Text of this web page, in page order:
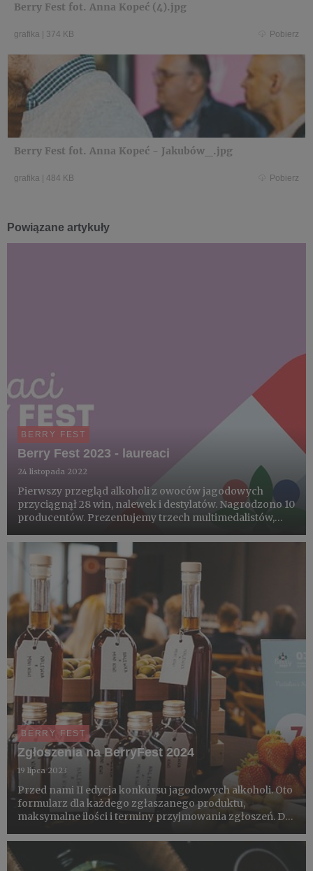
Berry Fest fot. Anna Kopeć (4).jpg
grafika 374 KB Pobierz
Berry Fest fot. Anna Kopeć - Jakubów_.jpg
grafika 484 KB Pobierz
Powiązane artykuły
BERRY FEST
Berry Fest 2023 - laureaci
24 listopada 2022
Pierwszy przegląd alkoholi z owoców jagodowych
przyciągnął 28 win, nalewek i destylatów. Nagrodzono 10
producentów. Prezentujemy trzech multimedalistów,
można łatwo ściągnąć w formie PDF - jest załącznikiem
(poniżej).​​
BERRY FEST
Zgłoszenia na BerryFest 2024
19 lipca 2023
Przed nami II edycja konkursu jagodowych alkoholi. Oto
formularz dla każdego zgłaszanego produktu,
maksymalne ilości i terminy przyjmowania zgłoszeń. Do
restauratorów, hotelarzy i dziennikarzy. Gwarantujemy
możliwość po...